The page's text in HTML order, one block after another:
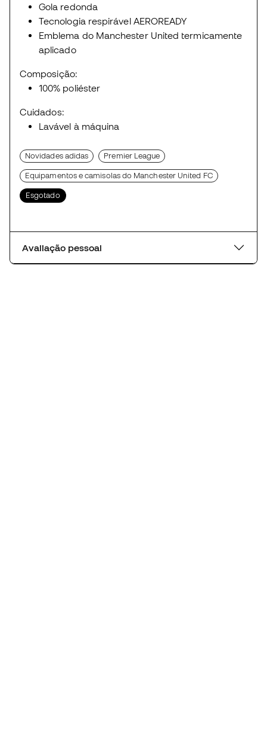
Gola redonda
Tecnologia respirável AEROREADY
Emblema do Manchester United termicamente
aplicado
Composição:
100% poliéster
Cuidados:
Lavável à máquina
Novidades adidas Premier League
Equipamentos e camisolas do Manchester United FC
Esgotado
Avaliação pessoal